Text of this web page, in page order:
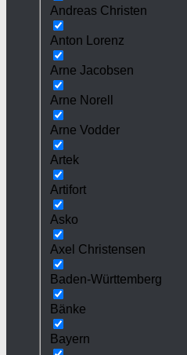
Andreas Christen
Anton Lorenz
Arne Jacobsen
Arne Norell
Arne Vodder
Artek
Artifort
Asko
Axel Christensen
Baden-Württemberg
Bänke
Bayern